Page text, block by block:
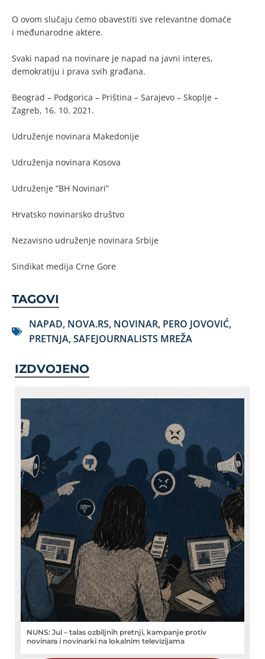
O ovom slučaju ćemo obavestiti sve relevantne domaće
i međunarodne aktere.
Svaki napad na novinare je napad na javni interes,
demokratiju i prava svih građana.
Beograd – Podgorica – Priština – Sarajevo – Skoplje –
Zagreb, 16. 10. 2021.
Udruženje novinara Makedonije
Udruženja novinara Kosova
Udruženje “BH Novinari”
Hrvatsko novinarsko društvo
Nezavisno udruženje novinara Srbije
Sindikat medija Crne Gore
TAGOVI
NAPAD, NOVA.RS, NOVINAR, PERO JOVOVIĆ,
PRETNJA,SAFEJOURNALISTS MREŽA
IZDVOJENO
NUNS: Jul – talas ozbiljnih pretnji, kampanje protiv
novinara i novinarki na lokalnim televizijama